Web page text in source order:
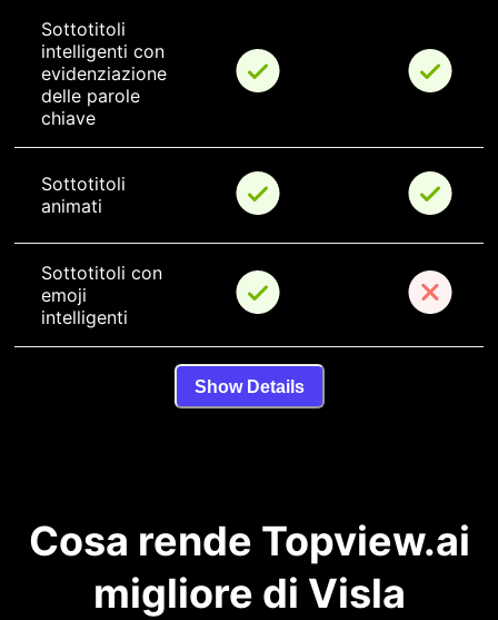
Sottotitoli
intelligenti con
evidenziazione
delle parole
chiave
Sottotitoli
animati
Sottotitoli con
emoji
intelligenti
Show Details
Cosa rende Topview.ai
migliore di Visla